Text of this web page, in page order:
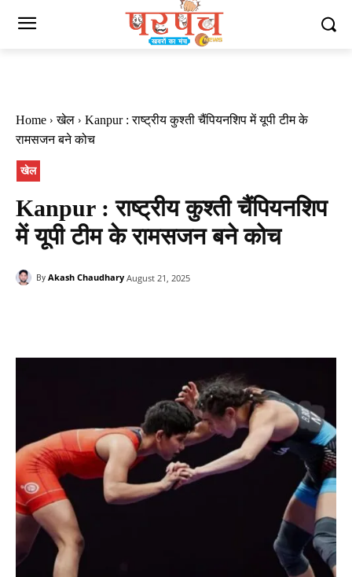
Home खेल
Kanpur : राष्ट्रीय कुश्ती चैंपियन​शिप में यूपी टीम के
रामसजन बने कोच
खेल
Kanpur : राष्ट्रीय कुश्ती चैंपियन​शिप
में यूपी टीम के रामसजन बने कोच
By Akash Chaudhary August 21, 2025